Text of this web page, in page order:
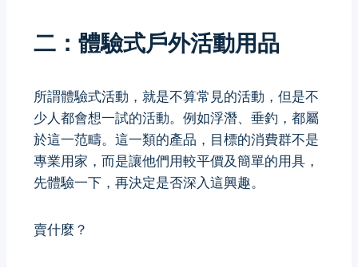
二：體驗式戶外活動用品
所謂體驗式活動，就是不算常見的活動，但是不
少人都會想一試的活動。例如浮潛、垂釣，都屬
於這一范疇。這一類的產品，目標的消費群不是
專業用家，而是讓他們用較平價及簡單的用具，
先體驗一下，再決定是否深入這興趣。
賣什麼？